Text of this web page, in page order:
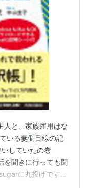
人と、家族雇用はな
いる妻側目線の記
していたの巻
を聞きに行っても聞
に丸投げです